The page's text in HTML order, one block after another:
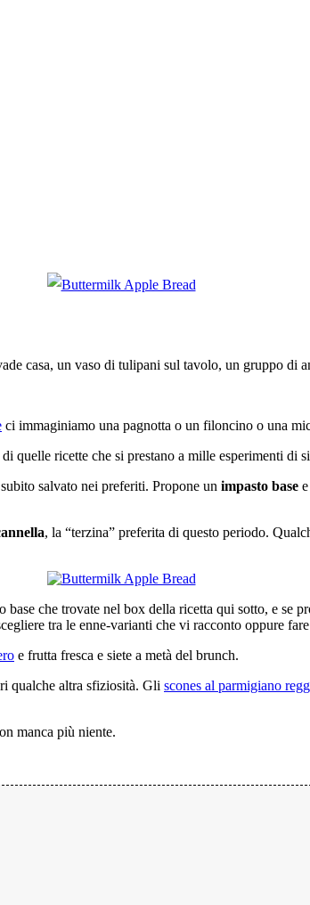
casa, un vaso di tulipani sul tavolo, un gruppo di
ci immaginiamo una pagnotta o un filoncino o una
quelle ricette che si prestano a mille esperimenti di
salvato nei preferiti. Propone un impasto base
, la “terzina” preferita di questo periodo.
che trovate nel box della ricetta qui sotto, e se
tra le enne-varianti che vi racconto oppure
e frutta fresca e siete a metà del brunch.
qualche altra sfiziosità. Gli scones al parmigiano
manca più niente.